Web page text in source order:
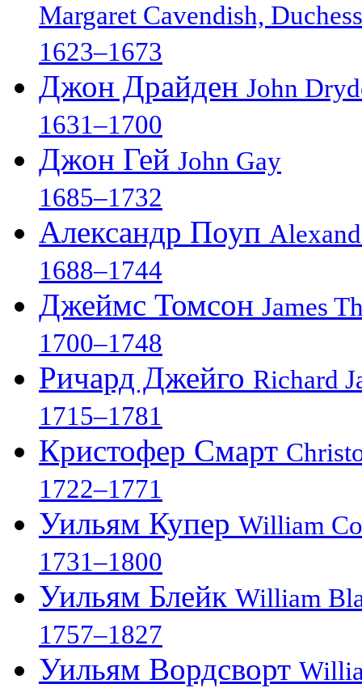
Margaret Cavendish,
1623–1673
Джон Драйден John
1631–1700
Джон Гей John Gay
1685–1732
Александр Поуп
1688–1744
Джеймс Томсон James
1700–1748
Ричард Джейго Richard
1715–1781
Кристофер Смарт
1722–1771
Уильям Купер William
1731–1800
Уильям Блейк William
1757–1827
Уильям Вордсворт